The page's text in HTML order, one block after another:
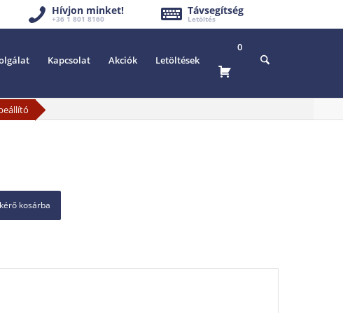
Hívjon minket!
+36 1 801 8160
Távsegítség
Letöltés
Kapcsolat Akciók Letöltések
0
kosárba